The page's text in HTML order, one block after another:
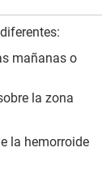
mañanas o
la zona
la hemorroide